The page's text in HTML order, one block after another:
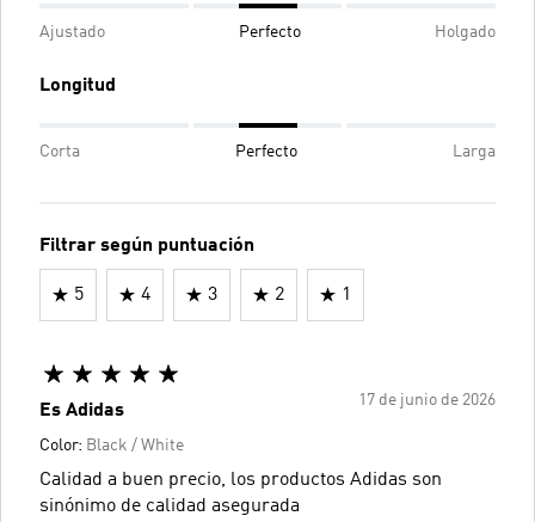
Ajustado Perfecto Holgado
Longitud
Corta Perfecto Larga
Filtrar según puntuación
5 4 3 2 1
17 de junio de 2026
Es Adidas
Color: Black / White
Calidad a buen precio, los productos Adidas son
sinónimo de calidad asegurada